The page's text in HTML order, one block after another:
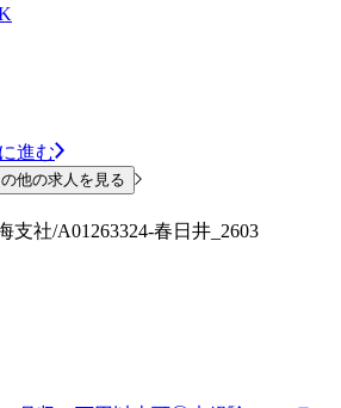
進む
他の求人を見る
支社/A01263324-春日井_2603